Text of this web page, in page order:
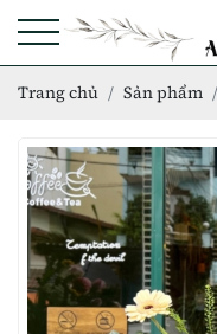
Trang chủ Sản phẩm